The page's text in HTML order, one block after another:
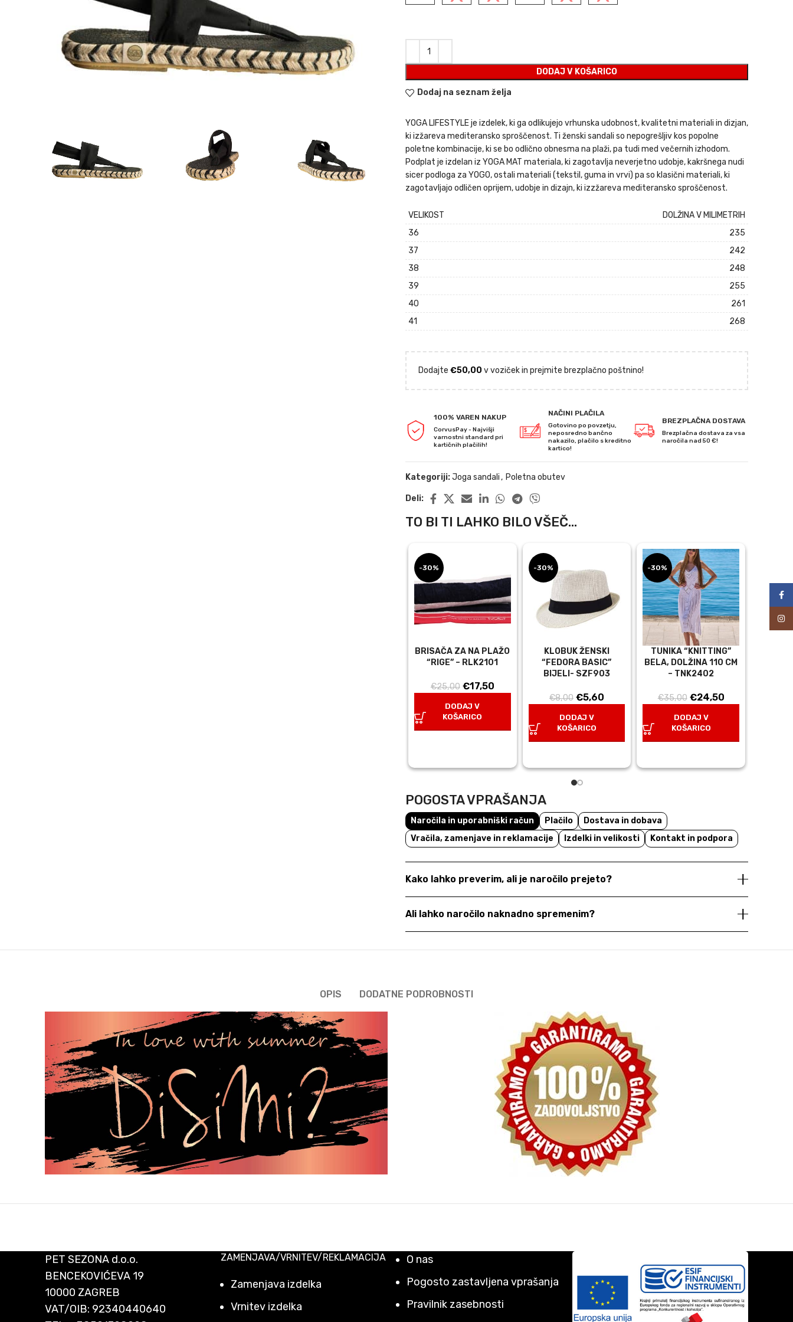
DODAJ V KOŠARICO
Dodaj na seznam želja
YOGA LIFESTYLE je izdelek, ki ga odlikujejo vrhunska udobnost, kvalitetni materiali in dizjan,
ki izžareva mediteransko sproščenost. Ti ženski sandali so nepogrešljiv kos popolne
poletne kombinacije, ki se bo odlično obnesma na plaži, pa tudi med večernih izhodom.
Podplat je izdelan iz YOGA MAT materiala, ki zagotavlja neverjetno udobje, kakršnega nudi
sicer podloga za YOGO, ostali materiali (tekstil, guma in vrvi) pa so klasični materiali, ki
zagotavljajo odličen oprijem, udobje in dizajn, ki izzžareva mediteransko sproščenost.
VELIKOST
DOLŽINA V MILIMETRIH
36
235
37
242
38
248
39
255
40
261
41
268
Dodajte €50,00 v voziček in prejmite brezplačno poštnino!
100% VAREN NAKUP
CorvusPay - Najvišji
varnostni standard pri
kartičnih plačilih!
NAČINI PLAČILA
Gotovino po povzetju,
neposredno bančno
nakazilo, plačilo s kreditno
kartico!
BREZPLAČNA DOSTAVA
Brezplačna dostava za vsa
naročila nad 50 €!
Kategoriji:Joga sandali, Poletna obutev
Deli:
TO BI TI LAHKO BILO VŠEČ...
-30%
BRISAČA ZA NA PLAŽO
“RIGE” – RLK2101
€25,00 Izvirna
je
€17,50Trenutna
DODAJ V
KOŠARICO
-30%
KLOBUK ŽENSKI
“FEDORA BASIC”
BIJELI- SZF903
€8,00 Izvirna
je
€5,60Trenutna
DODAJ V
KOŠARICO
-30%
TUNIKA “KNITTING”
BELA, DOLŽINA 110 CM
– TNK2402
€35,00 Izvirna
je
€24,50Trenutna
DODAJ V
KOŠARICO
POGOSTA VPRAŠANJA
Naročila in uporabniški račun Plačilo
Dostava in dobava
Vračila, zamenjave in reklamacije
Izdelki in velikosti Kontakt in podpora
Kako lahko preverim, ali je naročilo prejeto?
Ali lahko naročilo naknadno spremenim?
OPIS DODATNE PODROBNOSTI
PET SEZONA d.o.o.
BENCEKOVIĆEVA 19
10000 ZAGREB
VAT/OIB: 92340440640
ZAMENJAVA/VRNITEV/REKLAMACIJA
Zamenjava izdelka
Vrnitev izdelka
O nas
Pogosto zastavljena vprašanja
Pravilnik zasebnosti